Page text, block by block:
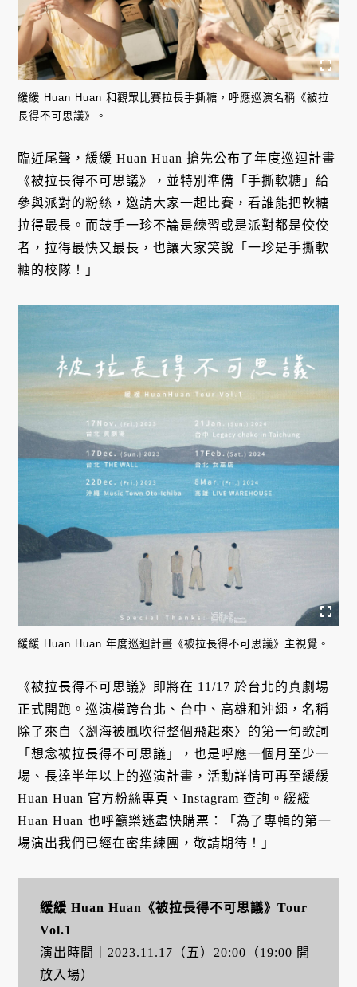
緩緩 Huan Huan 和觀眾比賽拉長手撕糖，呼應巡演名稱《被拉
長得不可思議》。
臨近尾聲，緩緩 Huan Huan 搶先公布了年度巡迴計畫
《被拉長得不可思議》，並特別準備「手撕軟糖」給
參與派對的粉絲，邀請大家一起比賽，看誰能把軟糖
拉得最長。而鼓手一珍不論是練習或是派對都是佼佼
者，拉得最快又最長，也讓大家笑說「一珍是手撕軟
糖的校隊！」
緩緩 Huan Huan 年度巡迴計畫《被拉長得不可思議》主視覺。
《被拉長得不可思議》即將在 11/17 於台北的真劇場
正式開跑。巡演橫跨台北、台中、高雄和沖繩，名稱
除了來自〈瀏海被風吹得整個飛起來〉的第一句歌詞
「想念被拉長得不可思議」，也是呼應一個月至少一
場、長達半年以上的巡演計畫，活動詳情可再至緩緩
Huan Huan 官方粉絲專頁、Instagram 查詢。緩緩
Huan Huan 也呼籲樂迷盡快購票：「為了專輯的第一
場演出我們已經在密集練團，敬請期待！」
緩緩 Huan Huan《被拉長得不可思議》Tour
Vol.1
演出時間｜2023.11.17（五）20:00（19:00 開
放入場）